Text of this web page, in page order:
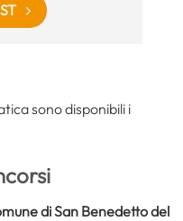
sono disponibili i
di San Benedetto del